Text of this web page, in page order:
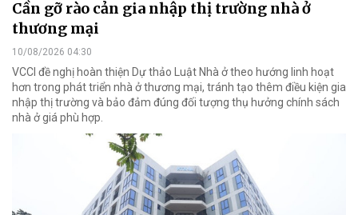
Cần gỡ rào cản gia nhập thị trường nhà ở
thương mại
10/08/2026 04:30
VCCI đề nghị hoàn thiện Dự thảo Luật Nhà ở theo hướng linh hoạt
hơn trong phát triển nhà ở thương mại, tránh tạo thêm điều kiện gia
nhập thị trường và bảo đảm đúng đối tượng thụ hưởng chính sách
nhà ở giá phù hợp.